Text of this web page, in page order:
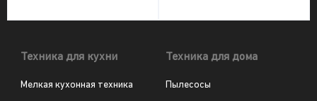
Техника для кухни
Мелкая кухонная техника
Техника для дома
Пылесосы